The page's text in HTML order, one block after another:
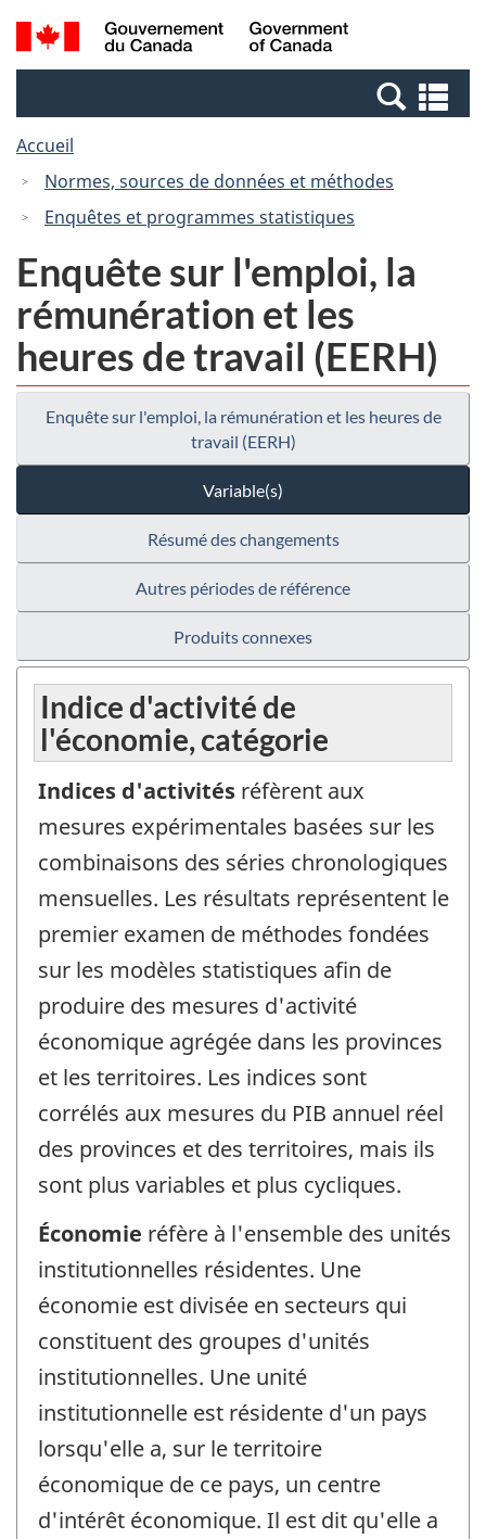
Passer
au
Passer
à
Canada
Recherche
et
et
Accueil
Normes, sources de données et méthodes
Enquêtes et programmes statistiques
Enquête sur l'emploi, la
rémunération et les
heures de travail (EERH)
Enquête sur l'emploi, la rémunération et les heures de
travail (EERH)
Variable(s)
Résumé des changements
Autres périodes de référence
Produits connexes
Indice d'activité de
l'économie, catégorie
Indices d'activités réfèrent aux
mesures expérimentales basées sur les
combinaisons des séries chronologiques
mensuelles. Les résultats représentent le
premier examen de méthodes fondées
sur les modèles statistiques afin de
produire des mesures d'activité
économique agrégée dans les provinces
et les territoires. Les indices sont
corrélés aux mesures du PIB annuel réel
des provinces et des territoires, mais ils
sont plus variables et plus cycliques.
Économie réfère à l'ensemble des unités
institutionnelles résidentes. Une
économie est divisée en secteurs qui
constituent des groupes d'unités
institutionnelles. Une unité
institutionnelle est résidente d'un pays
lorsqu'elle a, sur le territoire
économique de ce pays, un centre
d'intérêt économique. Il est dit qu'elle a